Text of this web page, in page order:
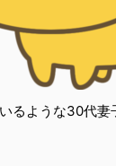
8
の
るような30代妻